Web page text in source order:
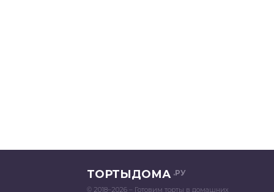
ТОРТЫДОМА .РУ
© 2018–2026 – Готовим торты в домашних